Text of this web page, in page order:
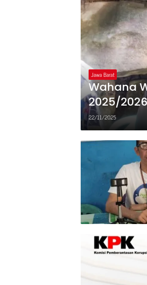
Jawa Barat
Wahana
2025/
22/11/2025